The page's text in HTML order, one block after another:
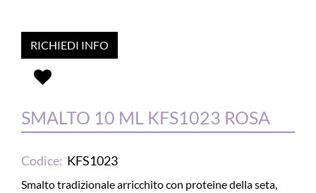
RICHIEDI INFO
SMALTO 10 ML KFS1023 ROSA
Codice: KFS1023
Smalto tradizionale arricchito con proteine della seta,